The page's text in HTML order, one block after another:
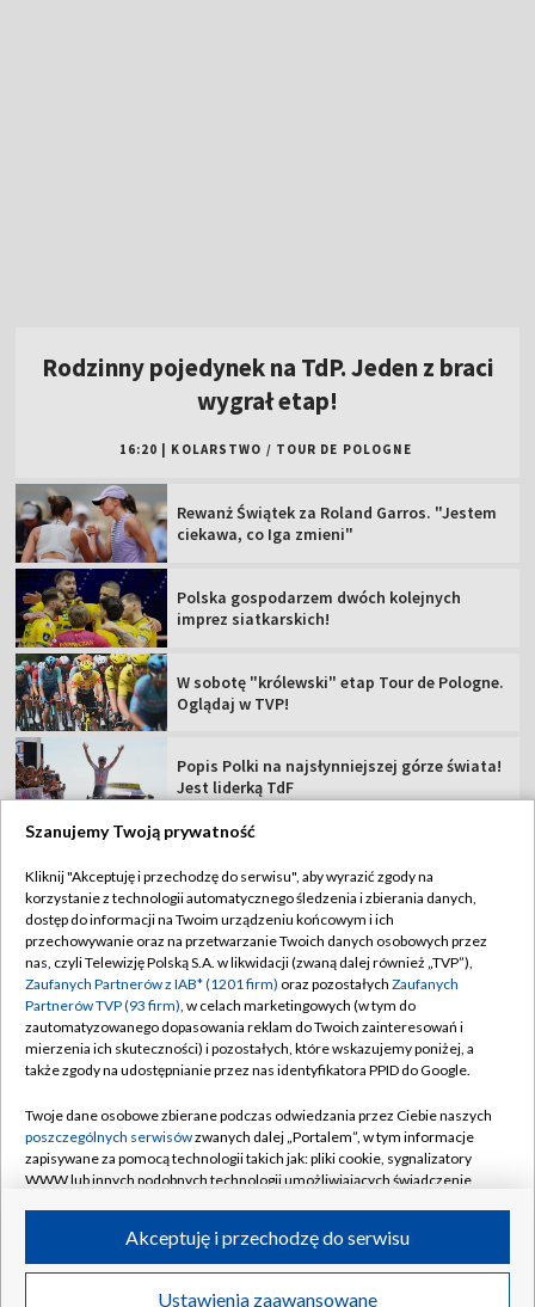
Rodzinny pojedynek na TdP. Jeden z braci
wygrał etap!
16:20 KOLARSTWO / TOUR DE POLOGNE
Rewanż Świątek za Roland Garros. "Jestem
ciekawa, co Iga zmieni"
Polska gospodarzem dwóch kolejnych
imprez siatkarskich!
W sobotę "królewski" etap Tour de Pologne.
Oglądaj w TVP!
Popis Polki na najsłynniejszej górze świata!
Jest liderką TdF
Rajdowe Samochodowe MP – 82. Rajd Polski
[RELACJA]
Abonament TVP
Sklep TVP
Oferta Handlowa
Telegazeta ogłoszenia
Regulamin TVP
Polityka prywatności
Biuro reklamy
Kontakt
Szanujemy Twoją prywatność
Kliknij "Akceptuję i przechodzę do serwisu", aby wyrazić zgody na
korzystanie z technologii automatycznego śledzenia i zbierania danych,
dostęp do informacji na Twoim urządzeniu końcowym i ich
przechowywanie oraz na przetwarzanie Twoich danych osobowych przez
nas, czyli Telewizję Polską S.A. w likwidacji (zwaną dalej również „TVP”),
Zaufanych Partnerów z IAB* (1201 firm) oraz pozostałych Zaufanych
Partnerów TVP (93 firm), w celach marketingowych (w tym do
zautomatyzowanego dopasowania reklam do Twoich zainteresowań i
mierzenia ich skuteczności) i pozostałych, które wskazujemy poniżej, a
także zgody na udostępnianie przez nas identyfikatora PPID do Google.
Twoje dane osobowe zbierane podczas odwiedzania przez Ciebie naszych
poszczególnych serwisówzwanych dalej „Portalem”, w tym informacje
zapisywane za pomocą technologii takich jak: pliki cookie, sygnalizatory
WWW lub innych podobnych technologii umożliwiających świadczenie
ruchu w Internecie.
Twoje dane osobowe zbierane podczas odwiedzania przez Ciebie
Ustawienia zaawansowane
Akceptuję i przechodzę do serwisu